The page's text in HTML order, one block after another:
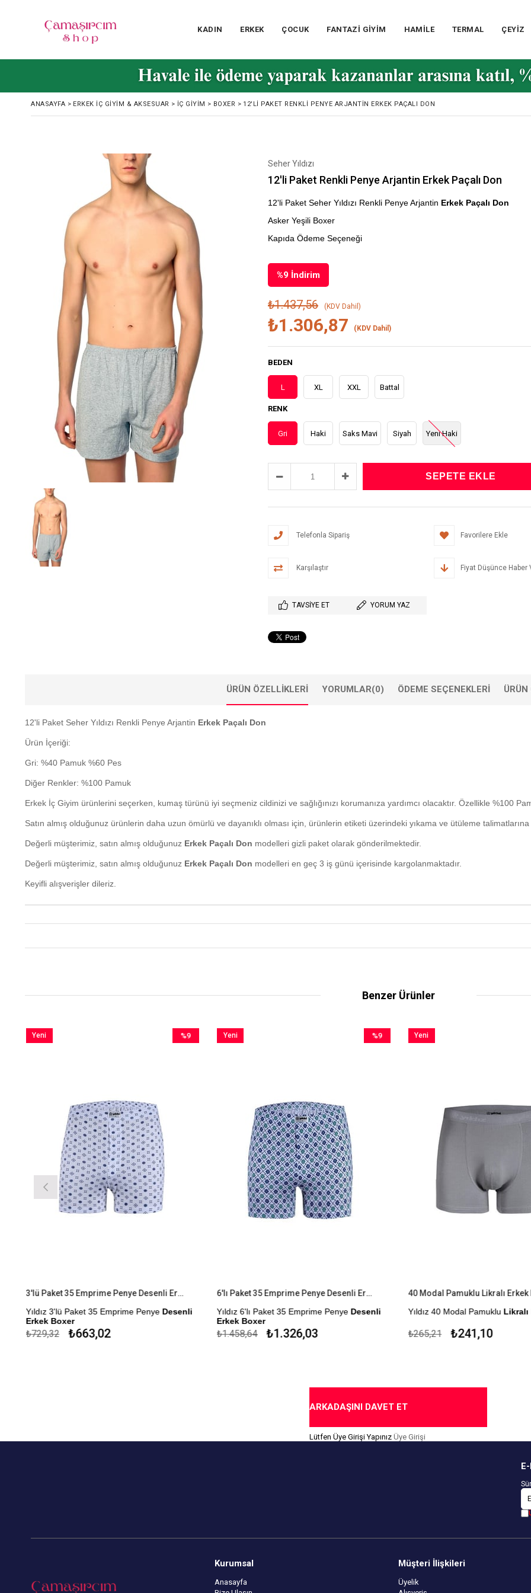
KADIN ERKEK ÇOCUK FANTAZİ GİYİM HAMİLE TERMAL ÇEYİZ
ANASAYFA > ERKEK İÇ GIYIM & AKSESUAR > İÇ GIYIM > BOXER > 12'LI PAKET RENKLI PENYE ARJANTIN ERKEK PAÇALI DON
Seher Yıldızı
12'li Paket Renkli Penye Arjantin Erkek Paçalı Don
12'li Paket Seher Yıldızı Renkli Penye Arjantin Erkek Paçalı Don
Asker Yeşili Boxer
Kapıda Ödeme Seçeneği
%9 İndirim
₺1.437,56 (KDV Dahil)
₺1.306,87 (KDV Dahil)
BEDEN
L XL XXL Battal
RENK
Gri Haki Saks Mavi Siyah Yeni Haki
Telefonla Sipariş Favorilere Ekle
Karşılaştır Fiyat Düşünce Haber
TAVSIYE ET YORUM YAZ
ÜRÜN ÖZELLIKLERI YORUMLAR(0) ÖDEME SEÇENEKLERI ÜRÜN
12'li Paket Seher Yıldızı Renkli Penye Arjantin Erkek Paçalı Don
Ürün İçeriği:
Gri: %40 Pamuk %60 Pes
Diğer Renkler: %100 Pamuk
Erkek İç Giyim ürünlerini seçerken, kumaş türünü iyi seçmeniz cildinizi ve sağlığınızı korumanıza yardımcı olacaktır. Özellikle %100
Satın almış olduğunuz ürünlerin daha uzun ömürlü ve dayanıklı olması için, ürünlerin etiketi üzerindeki yıkama ve ütüleme
Değerli müşterimiz, satın almış olduğunuz Erkek Paçalı Don modelleri gizli paket olarak gönderilmektedir.
Değerli müşterimiz, satın almış olduğunuz Erkek Paçalı Don modelleri en geç 3 iş günü içerisinde kargolanmaktadır.
Keyifli alışverişler dileriz.
Benzer Ürünler
3'lü Paket 35 Emprime Penye Desenli Erkek Boxer
Yıldız 3'lü Paket 35 Emprime Penye Desenli
Erkek Boxer
Modal Kumaştan Üretilmiştir.
₺663,02
₺729,32
%9
Yeni
6'lı Paket 35 Emprime Penye Desenli Erkek Boxer
Yıldız 6'lı Paket 35 Emprime Penye Desenli
Erkek Boxer
Modal Kumaştan Üretilmiştir.
₺1.326,03
₺1.458,64
%9
Yeni
40 Modal Pamuklu Likralı Erkek
Yıldız 40 Modal Pamuklu
Çekmezlik Sanfor Testi
₺241,10
₺265,21
Yeni
ARKADAŞINI DAVET ET
Lütfen Üye Girişi Yapınız Üye Girişi
Kurumsal
Anasayfa
Müşteri İlişkileri
Üyelik